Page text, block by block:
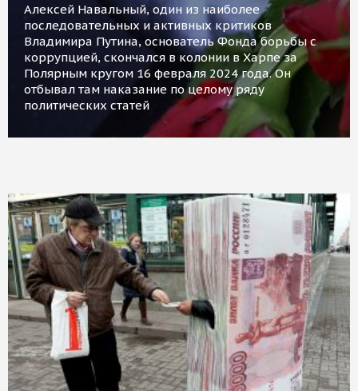
Алексей Навальный, один из наиболее
последовательных и активных критиков
Владимира Путина, основатель Фонда борьбы с
коррупцией, скончался в колонии в Харпе за
Полярным кругом 16 февраля 2024 года. Он
отбывал там наказание по целому ряду
политических статей